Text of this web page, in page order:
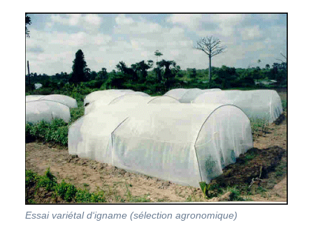
Essai variétal d‘igname (sélection agronomique)